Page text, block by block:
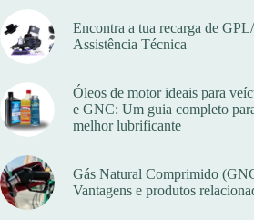
Encontra a tua recarga de
Assistência Técnica
Óleos de motor ideais para
e GNC: Um guia completo
melhor lubrificante
Gás Natural Comprimido
Vantagens e produtos